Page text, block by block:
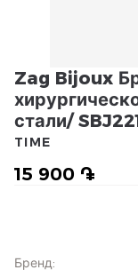
Zag Bijoux
стали/
15 900 ֏
TIME
Бренд: